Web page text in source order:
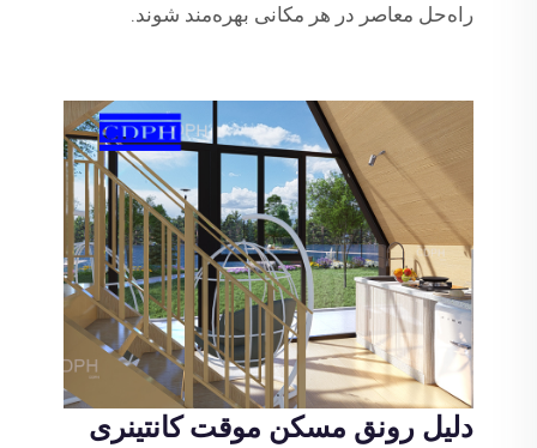
راه‌حل معاصر در هر مکانی بهره‌مند شوند.
دلیل رونق مسکن موقت کانتینری